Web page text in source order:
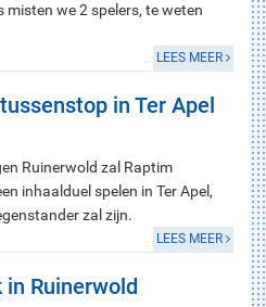
we 2 spelers, te weten
LEES MEER
in Ter Apel
Ruinerwold zal Raptim
inhaalduel spelen in Ter Apel,
zal zijn.
LEES MEER
Ruinerwold